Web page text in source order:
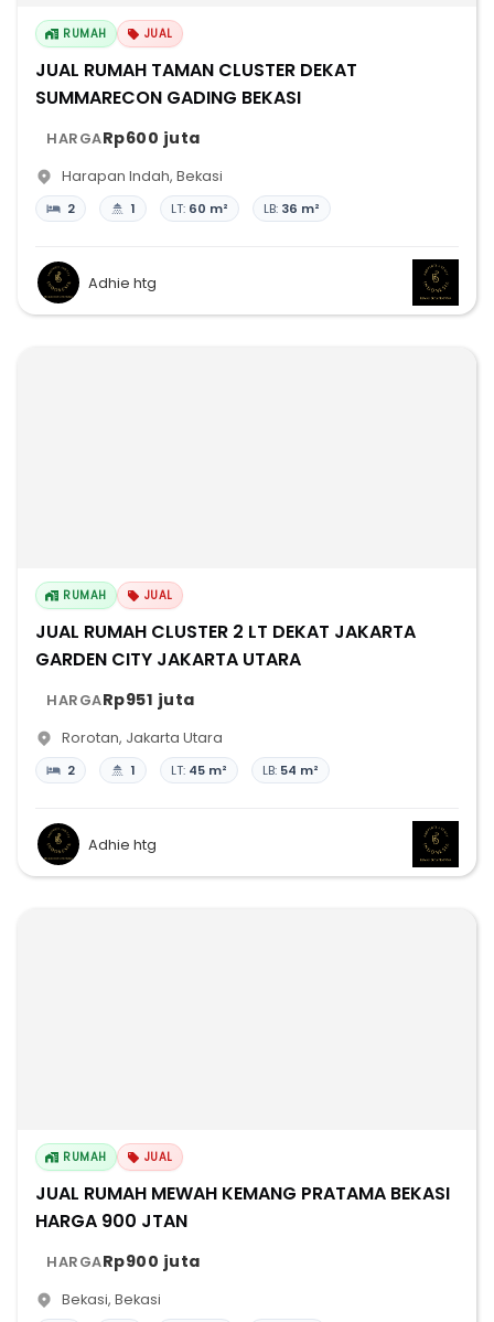
RUMAH JUAL
JUAL RUMAH TAMAN CLUSTER DEKAT
SUMMARECON GADING BEKASI
HARGARp600 juta
Harapan Indah, Bekasi
2 1 LT: 60 m² LB: 36 m²
Adhie htg
RUMAH JUAL
JUAL RUMAH CLUSTER 2 LT DEKAT JAKARTA
GARDEN CITY JAKARTA UTARA
HARGARp951 juta
Rorotan, Jakarta Utara
2 1 LT: 45 m² LB: 54 m²
Adhie htg
RUMAH JUAL
JUAL RUMAH MEWAH KEMANG PRATAMA BEKASI
HARGA 900 JTAN
HARGARp900 juta
Bekasi, Bekasi